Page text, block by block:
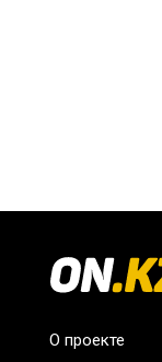
О проекте